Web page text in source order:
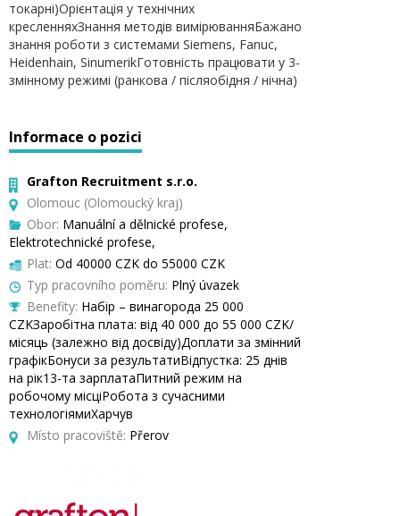
токарні)Орієнтація у технічних
кресленняхЗнання методів вимірюванняБажано
знання роботи з системами Siemens, Fanuc,
Heidenhain, SinumerikГотовність працювати у 3-
змінному режимі (ранкова / післяобідня / нічна)
Informace o pozici
Grafton Recruitment s.r.o.
Olomouc (Olomoucký kraj)
Obor: Manuální a dělnické profese,
Elektrotechnické profese,
Plat: Od 40000 CZK do 55000 CZK
Typ pracovního poměru: Plný úvazek
Benefity: Набір – винагорода 25 000
CZKЗаробітна плата: від 40 000 до 55 000 CZK/
місяць (залежно від досвіду)Доплати за змінний
графікБонуси за результатиВідпустка: 25 днів
на рік13-та зарплатаПитний режим на
робочому місціРобота з сучасними
технологіямиХарчув
Místo pracoviště: Přerov